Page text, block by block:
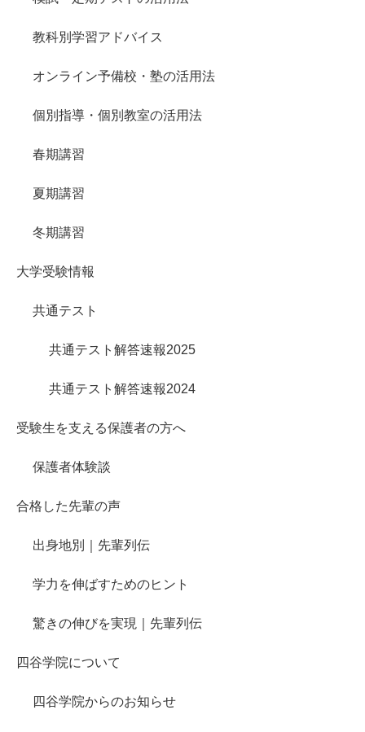
教科別学習アドバイス
オンライン予備校・塾の活用法
個別指導・個別教室の活用法
春期講習
夏期講習
冬期講習
大学受験情報
共通テスト
共通テスト解答速報2025
共通テスト解答速報2024
受験生を支える保護者の方へ
保護者体験談
合格した先輩の声
出身地別｜先輩列伝
学力を伸ばすためのヒント
驚きの伸びを実現｜先輩列伝
四谷学院について
四谷学院からのお知らせ